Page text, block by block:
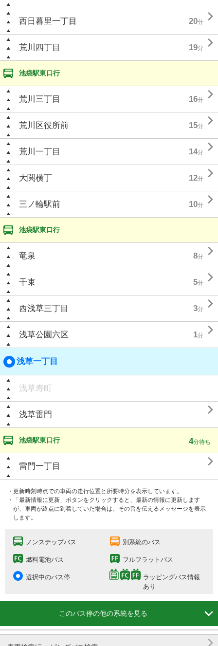
西日暮里一丁目 20分 
荒川四丁目 19分 
池袋駅東口行
荒川三丁目 16分 
荒川区役所前 15分 
荒川一丁目 14分 
大関横丁 12分 
三ノ輪駅前 10分 
池袋駅東口行
竜泉 8分 
千束 5分 
西浅草三丁目 3分 
浅草公園六区 1分 
浅草一丁目
浅草寿町
浅草雷門 
池袋駅東口行 4分待ち
雷門一丁目 
・更新時刻時点での車両の走行位置と所要時分を表示しています。
・「最新情報に更新」ボタンをクリックすると、最新の情報に更新します
が、車両が終点に到着していた場合は、その旨を伝えるメッセージを表示
します。
ノンステップバス 別系統のバス
燃料電池バス フルフラットバス
選択中のバス停
ラッピングバス情報
あり
このバス停の他の系統を見る 